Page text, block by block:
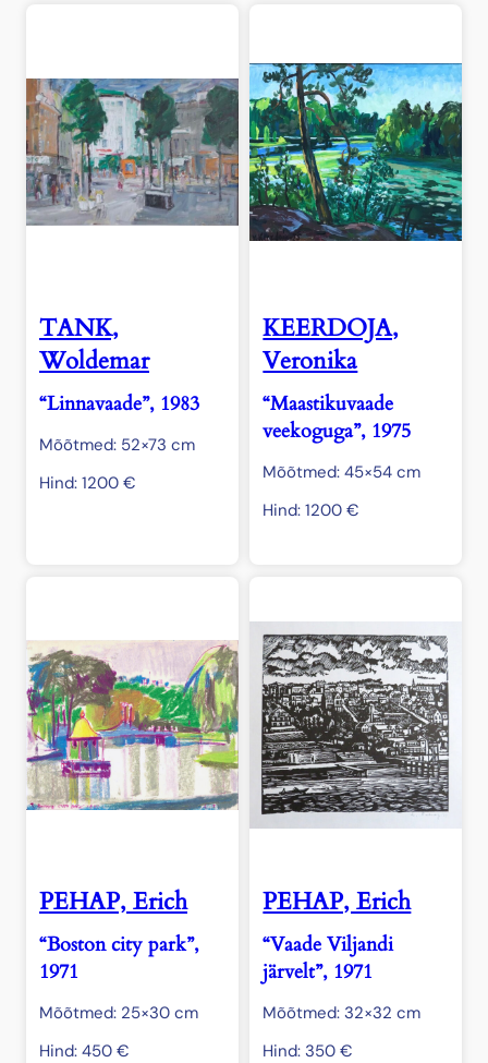
TANK,
Woldemar
“Linnavaade”, 1983
Mõõtmed: 52×73 cm
Hind: 1200 €
KEERDOJA,
Veronika
“Maastikuvaade
veekoguga”, 1975
Mõõtmed: 45×54 cm
Hind:1200€
PEHAP, Erich
“Boston city park”,
1971
Mõõtmed: 25×30 cm
Hind: 450 €
PEHAP, Erich
“Vaade Viljandi
järvelt”, 1971
Mõõtmed: 32×32 cm
Hind:350€